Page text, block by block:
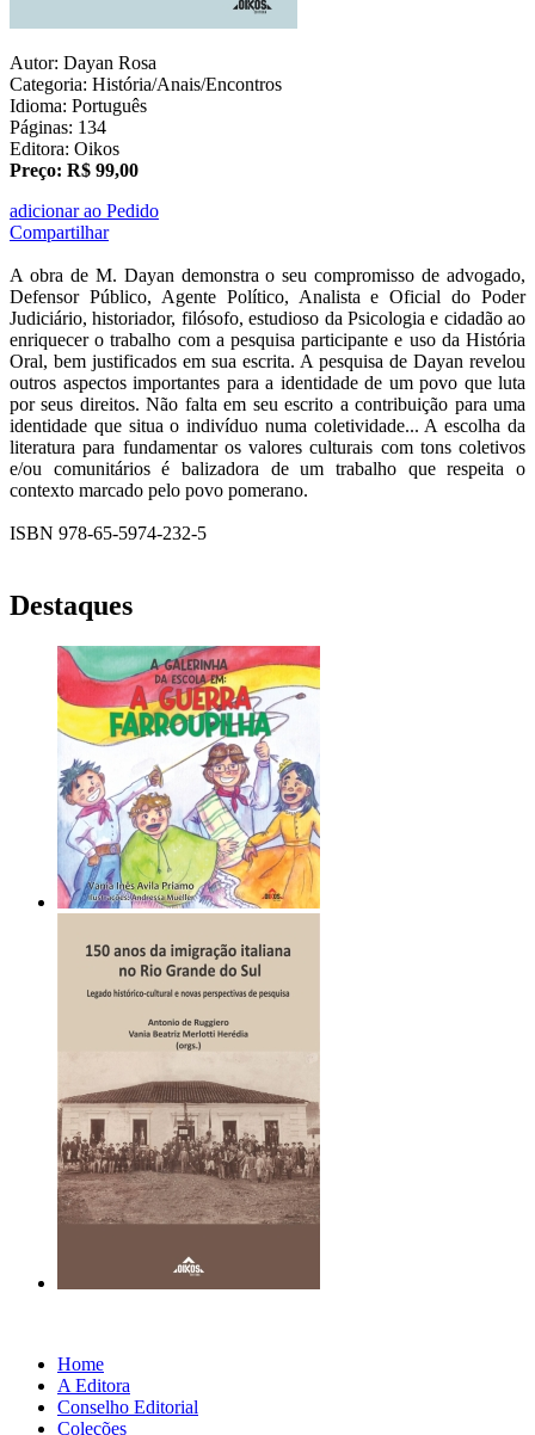
Autor: Dayan Rosa
Categoria: História/Anais/Encontros
Idioma: Português
Páginas: 134
Editora: Oikos
Preço: R$ 99,00
adicionar ao Pedido
Compartilhar
A obra de M. Dayan demonstra o seu compromisso de advogado,
Defensor Público, Agente Político, Analista e Oficial do Poder
Judiciário, historiador, filósofo, estudioso da Psicologia e cidadão ao
enriquecer o trabalho com a pesquisa participante e uso da História
Oral, bem justificados em sua escrita. A pesquisa de Dayan revelou
outros aspectos importantes para a identidade de um povo que luta
por seus direitos. Não falta em seu escrito a contribuição para uma
identidade que situa o indivíduo numa coletividade... A escolha da
literatura para fundamentar os valores culturais com tons coletivos
e/ou comunitários é balizadora de um trabalho que respeita o
contexto marcado pelo povo pomerano.
ISBN 978-65-5974-232-5
Destaques
Home
A Editora
Conselho Editorial
Coleções